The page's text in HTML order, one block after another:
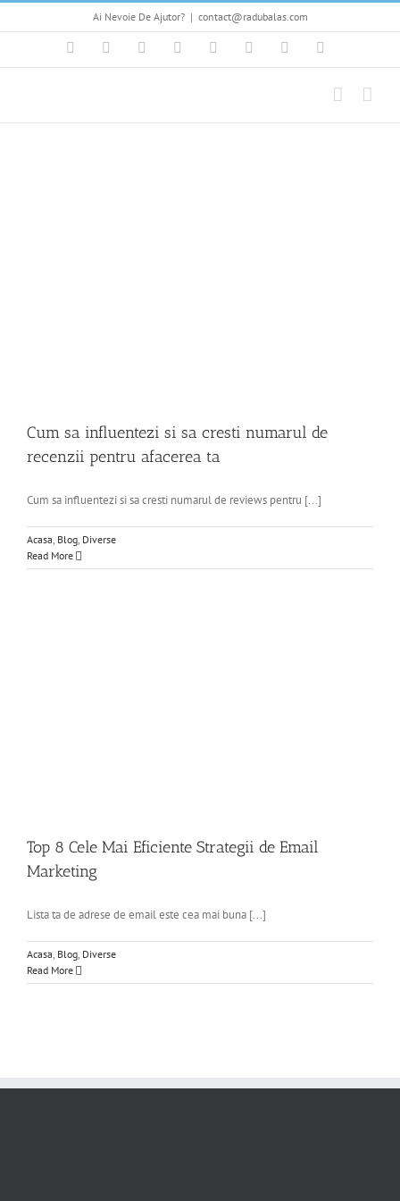
Skip
Ai Nevoie De Ajutor? | contact@radubalas.com
FacebookFlickr Twitter YouTubeInstagramPinterestLinkedIn
Cum sa influentezi si sa cresti numarul de
recenzii pentru afacerea ta
Cum sa influentezi si sa cresti numarul de reviews pentru [...]
Acasa, Blog, Diverse
Read More
Top 8 Cele Mai Eficiente Strategii de Email
Marketing
Lista ta de adrese de email este cea mai buna [...]
Acasa, Blog, Diverse
Read More